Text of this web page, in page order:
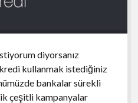
diyorsanız
kullanmak istediğiniz
bankalar sürekli
çeşitli kampanyalar